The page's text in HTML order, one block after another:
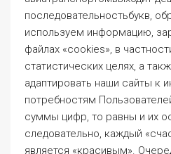
произойдёт в начале января
Москве. Уважаемая
Принимать в соответствии
необходимые меры по
пассажирами
настоящих Правил;4.
МОБИЛЬНОЕ ПРИЛОЖЕНИЕ
гарантирую, что новостная
Тревел существует. Теперь